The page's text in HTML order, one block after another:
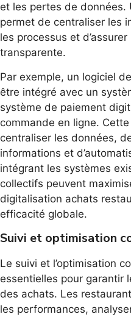
et les pertes de données.
permet de centraliser les
les processus et
transparente.
Par exemple, un logiciel
être intégré avec un
système de paiement
commande en ligne.
centraliser les données,
informations et
intégrant les systèmes
collectifs peuvent
digitalisation achats
efficacité globale.
Suivi et optimisation
Le suivi et l’optimisation
essentielles pour garantir
des achats. Les
les performances,